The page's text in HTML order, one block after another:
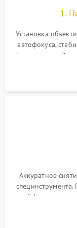
1.
Установка
автофокуса,
фокусировки.
грибка, пыли и
Аккуратное
шлейфов и
линзовых групп